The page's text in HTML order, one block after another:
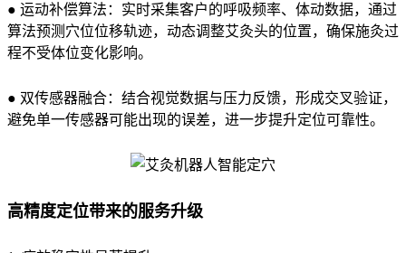
● 运动补偿算法：实时采集客户的呼吸频率、体动数据，通过
算法预测穴位位移轨迹，动态调整艾灸头的位置，确保施灸过
程不受体位变化影响。
● 双传感器融合：结合视觉数据与压力反馈，形成交叉验证，
避免单一传感器可能出现的误差，进一步提升定位可靠性。
高精度定位带来的服务升级